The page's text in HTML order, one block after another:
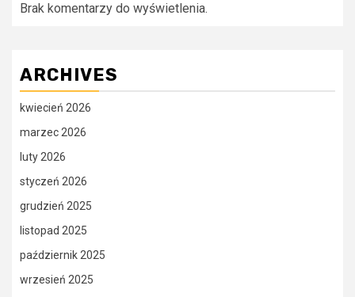
Brak komentarzy do wyświetlenia.
ARCHIVES
kwiecień 2026
marzec 2026
luty 2026
styczeń 2026
grudzień 2025
listopad 2025
październik 2025
wrzesień 2025